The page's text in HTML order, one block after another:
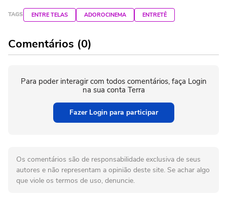
TAGS ENTRE TELAS ADOROCINEMA ENTRETÊ
Comentários (0)
Para poder interagir com todos comentários, faça Login
na sua conta Terra
Fazer Login para participar
Os comentários são de responsabilidade exclusiva de seus
autores e não representam a opinião deste site. Se achar algo
que viole os termos de uso, denuncie.